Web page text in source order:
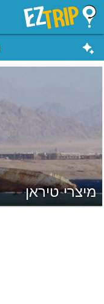
EZTrip
מיצרי טיראן